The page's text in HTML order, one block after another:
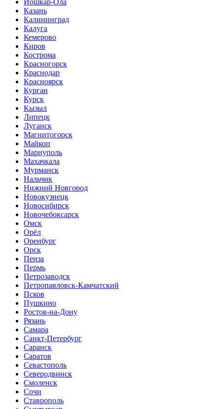
Казань
Калининград
Калуга
Кемерово
Киров
Кострома
Красногорск
Краснодар
Красноярск
Курган
Курск
Кызыл
Липецк
Луганск
Магнитогорск
Майкоп
Мариуполь
Махачкала
Мурманск
Нальчик
Нижний Новгород
Новокузнецк
Новосибирск
Новочебоксарск
Омск
Орёл
Оренбург
Орск
Пенза
Пермь
Петрозаводск
Петропавловск-Камчатский
Псков
Пушкино
Ростов-на-Дону
Рязань
Самара
Санкт-Петербург
Саранск
Саратов
Севастополь
Северодвинск
Смоленск
Сочи
Ставрополь